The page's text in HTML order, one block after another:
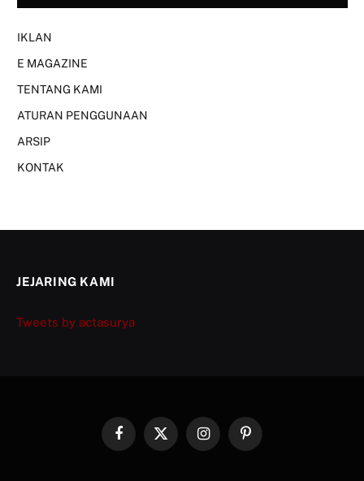
IKLAN
E MAGAZINE
TENTANG KAMI
ATURAN PENGGUNAAN
ARSIP
KONTAK
JEJARING KAMI
Tweets by actasurya
FacebookX
InstagramPinterest